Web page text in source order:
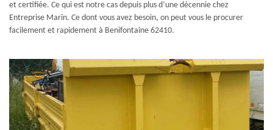
et certifiée. Ce qui est notre cas depuis plus d’une décennie chez
Entreprise Marin. Ce dont vous avez besoin, on peut vous le procurer
facilement et rapidement à Benifontaine 62410.